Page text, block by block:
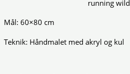
running wild
Mål: 60×80 cm
Teknik: Håndmalet med akryl og kul